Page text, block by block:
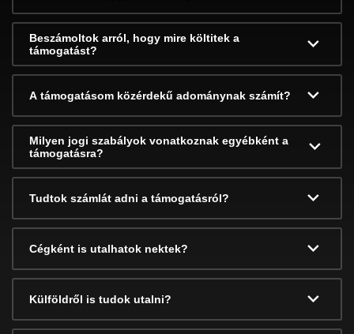
Beszámoltok arról, hogy mire költitek a
támogatást?
A támogatásom közérdekű adománynak számít?
Milyen jogi szabályok vonatkoznak egyébként a
támogatásra?
Tudtok számlát adni a támogatásról?
Cégként is utalhatok nektek?
Külföldről is tudok utalni?